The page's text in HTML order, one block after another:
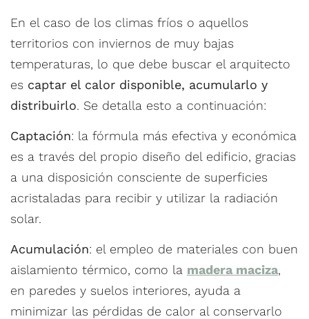
En el caso de los climas fríos o aquellos
territorios con inviernos de muy bajas
temperaturas, lo que debe buscar el arquitecto
es captar el calor disponible, acumularlo y
distribuirlo. Se detalla esto a continuación:
Captación: la fórmula más efectiva y económica
es a través del propio diseño del edificio, gracias
a una disposición consciente de superficies
acristaladas para recibir y utilizar la radiación
solar.
Acumulación: el empleo de materiales con buen
aislamiento térmico, como la madera maciza,
en paredes y suelos interiores, ayuda a
minimizar las pérdidas de calor al conservarlo